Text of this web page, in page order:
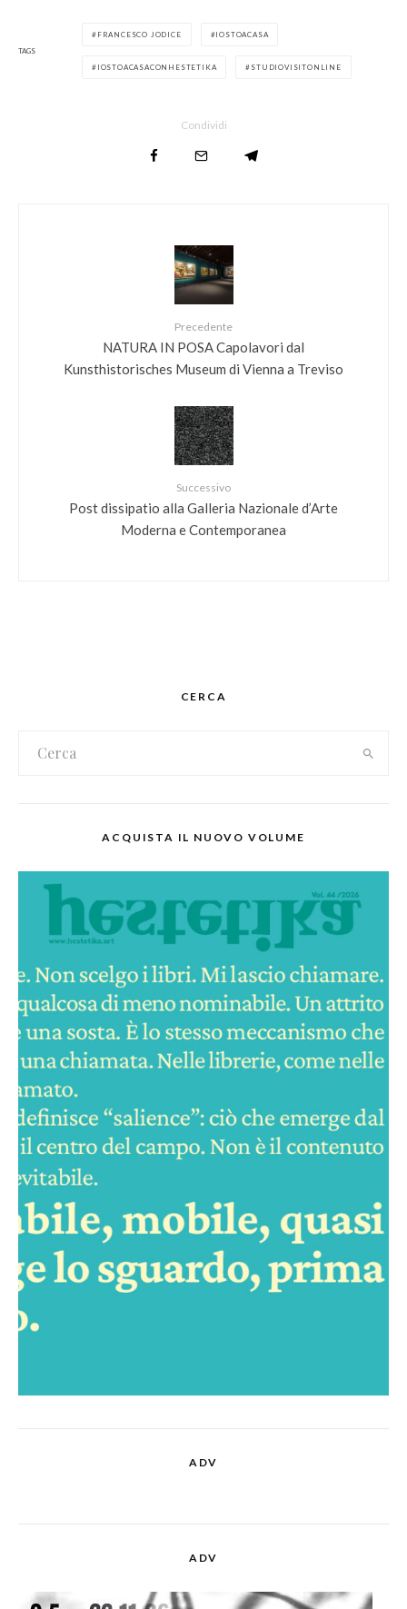
TAGS
FRANCESCO JODICE IOSTOACASA
IOSTOACASACONHESTETIKA STUDIOVISITONLINE
Condividi
Precedente
NATURA IN POSA Capolavori dal
Kunsthistorisches Museum di Vienna a Treviso
Successivo
Post dissipatio alla Galleria Nazionale d’Arte
Moderna e Contemporanea
CERCA
ACQUISTA IL NUOVO VOLUME
ADV
ADV